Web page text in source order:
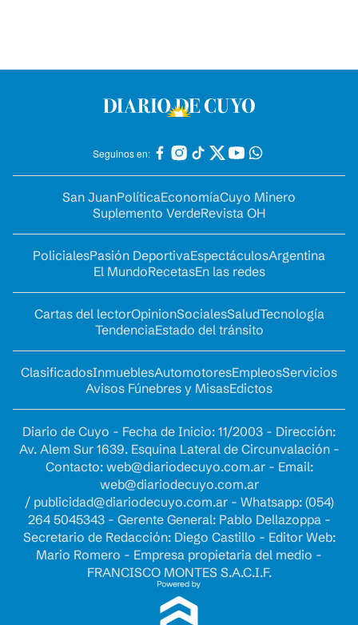
Seguinos en:
San JuanPolíticaEconomíaCuyo Minero
Suplemento VerdeRevista OH
PolicialesPasión DeportivaEspectáculosArgentina
El MundoRecetasEn las redes
Cartas del lectorOpinionSocialesSaludTecnología
TendenciaEstado del tránsito
ClasificadosInmueblesAutomotoresEmpleosServicios
Avisos Fúnebres y MisasEdictos
Diario de Cuyo - Fecha de Inicio: 11/2003 - Dirección:
Av. Alem Sur 1639. Esquina Lateral de Circunvalación -
Contacto: web@diariodecuyo.com.ar- Email:
web@diariodecuyo.com.ar
/ publicidad@diariodecuyo.com.ar- Whatsapp: (054)
264 5045343 - Gerente General: Pablo Dellazoppa -
Secretario de Redacción: Diego Castillo - Editor Web:
Mario Romero - Empresa propietaria del medio -
FRANCISCO MONTES S.A.C.I.F.